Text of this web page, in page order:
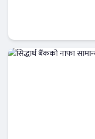
बैंक-वित्त